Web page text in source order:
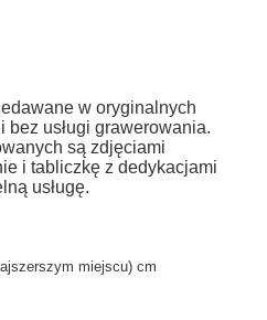
w oryginalnych
usługi grawerowania.
są zdjęciami
i tabliczkę z dedykacjami
usługę.
miejscu) cm